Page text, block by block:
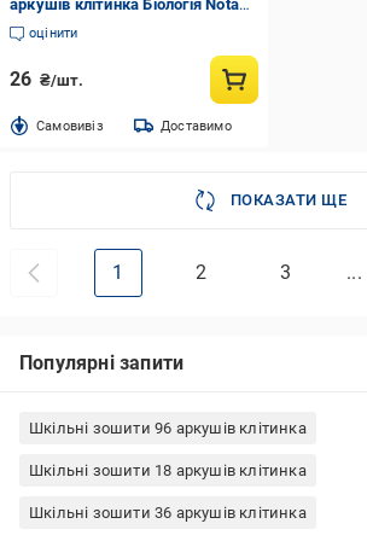
аркушів клітинка Біологія Nota
Bene
оцінити
26 ₴/шт.
Cамовивіз Доставимо
ПОКАЗАТИ ЩЕ
1 2 3 ...
Популярні запити
Шкільні зошити 96 аркушів клітинка
Шкільні зошити 18 аркушів клітинка
Шкільні зошити 36 аркушів клітинка